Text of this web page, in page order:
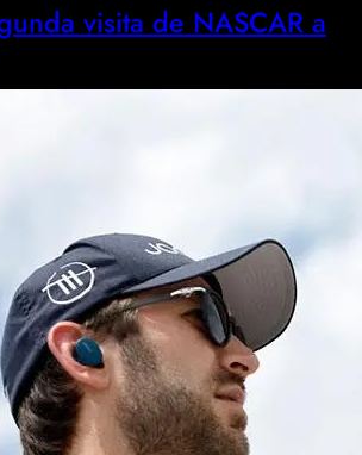
visita de NASCAR a